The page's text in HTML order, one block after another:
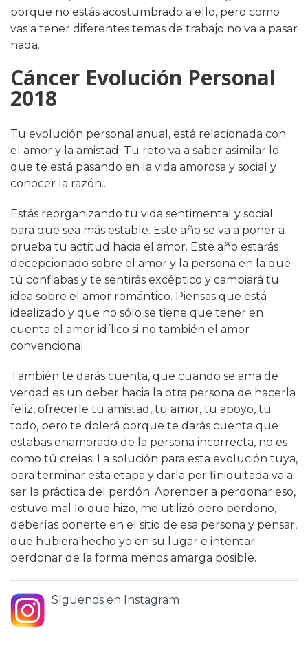
porque no estás acostumbrado a ello, pero como
vas a tener diferentes temas de trabajo no va a pasar
nada.
Cáncer Evolución Personal
2018
Tu evolución personal anual, está relacionada con
el amor y la amistad. Tu reto va a saber asimilar lo
que te está pasando en la vida amorosa y social y
conocer la razón..
Estás reorganizando tu vida sentimental y social
para que sea más estable. Este año se va a poner a
prueba tu actitud hacia el amor. Este año estarás
decepcionado sobre el amor y la persona en la que
tú confiabas y te sentirás excéptico y cambiará tu
idea sobre el amor romántico. Piensas que está
idealizado y que no sólo se tiene que tener en
cuenta el amor idílico si no también el amor
convencional.
También te darás cuenta, que cuando se ama de
verdad es un deber hacia la otra persona de hacerla
feliz, ofrecerle tu amistad, tu amor, tu apoyo, tu
todo, pero te dolerá porque te darás cuenta que
estabas enamorado de la persona incorrecta, no es
como tú creías. La solución para esta evolución tuya,
para terminar esta etapa y darla por finiquitada va a
ser la práctica del perdón. Aprender a perdonar eso,
estuvo mal lo que hizo, me utilizó pero perdono,
deberías ponerte en el sitio de esa persona y pensar,
que hubiera hecho yo en su lugar e intentar
perdonar de la forma menos amarga posible.
Síguenos en Instagram